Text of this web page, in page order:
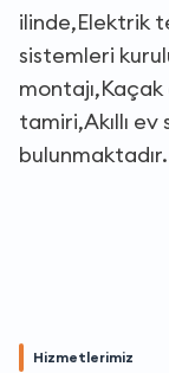
ilinde,Elektrik
sistemleri
tamiri,Akıllı
bulunmaktadır.
Hizmetlerimiz